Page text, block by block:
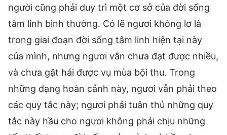
người cũng phải duy trì một cơ sở của đời sống
tâm linh bình thường. Có lẽ ngươi không lơ là
trong giai đoạn đời sống tâm linh hiện tại này
của mình, nhưng ngươi vẫn chưa đạt được nhiều,
và chưa gặt hái được vụ mùa bội thu. Trong
những dạng hoàn cảnh này, ngươi vẫn phải theo
các quy tắc này; ngươi phải tuân thủ những quy
tắc này hầu cho ngươi không phải chịu những